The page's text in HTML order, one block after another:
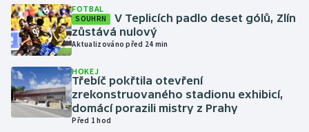
Gymnastika
Házená
Jezdectví
Judo
FOTBAL
SOUHRN
V Teplicích padlo deset gólů, Zlín
zůstává nulový
Aktualizováno před 24 min
HOKEJ
Třebíč pokřtila otevření
zrekonstruovaného stadionu exhibicí,
domácí porazili mistry z Prahy
Před 1 hod